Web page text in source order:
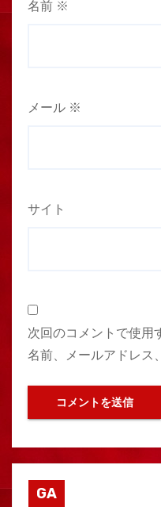
名前 ※
メール ※
サイト
次回のコメントで使用
名前、メールアドレス
GA